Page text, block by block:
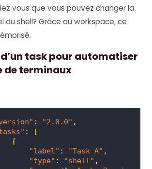
vous que vous pouvez changer la
du shell? Grâce au workspace, ce
task pour automatiser
de terminaux
: "2.0.0" ,
:
[
{
"label" : "Task A" ,
"type" : "shell" ,